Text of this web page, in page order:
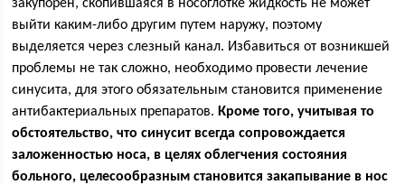
закупорен, скопившаяся в носоглотке жидкость не может
выйти каким-либо другим путем наружу, поэтому
выделяется через слезный канал. Избавиться от возникшей
проблемы не так сложно, необходимо провести лечение
синусита, для этого обязательным становится применение
антибактериальных препаратов. Кроме того, учитывая то
обстоятельство, что синусит всегда сопровождается
заложенностью носа, в целях облегчения состояния
больного, целесообразным становится закапывание в нос